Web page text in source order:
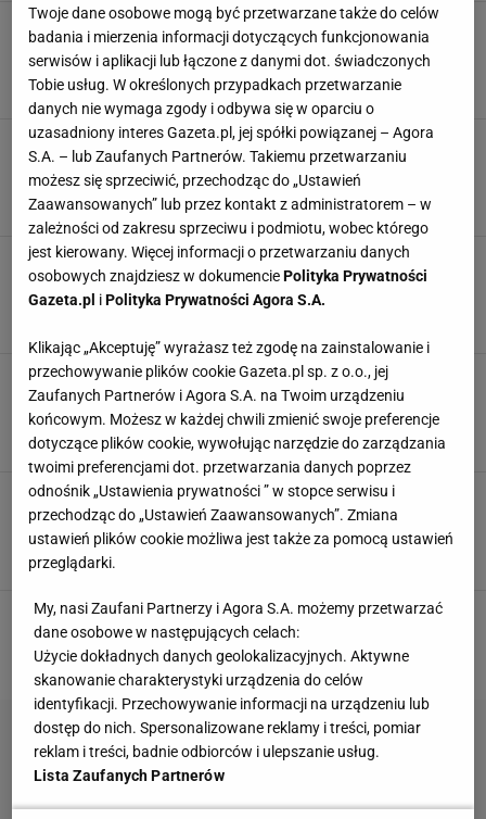
Quiz wiedzy ogólnej dla bystrych głów. 40%
odpadnie w połowie zadania!
ASTRONOMIA HISTORIA
NAJNOWSZE QUIZY DZISIAJ DODANE
QUIZ WIEDZY
Kompleksowy quiz wiedzy ogólnej. Na wynik
10/10 zasłuży tylko omnibus
ASTRONOMIA JĘZYK POLSKI NAJNOWSZE QUIZY DZISIAJ DODANE
QUIZ WIEDZY
Ten quiz sprawi, że zwątpisz w swoją
inteligencję. Uważaj na 5. pytanie
ASTRONOMIA CHEMIA HISTORIA
Szybko, pomyśl życzenie, bo zbliża się noc
spadających gwiazd! Kiedy wypatrywać roju
Perseidów?
ASTRONOMIA GWIAZDY KOSMOS METEORY
Radziecka sonda po 53 latach spadnie na
Ziemię. Eksperci nie są pewni, gdzie uderzy.
"Serio, to nie żart"
2 3 4 NASTĘPNA
Twoje dane osobowe mogą być przetwarzane także do celów
badania i mierzenia informacji dotyczących funkcjonowania
serwisów i aplikacji lub łączone z danymi dot. świadczonych
Tobie usług. W określonych przypadkach przetwarzanie
danych nie wymaga zgody i odbywa się w oparciu o
uzasadniony interes Gazeta.pl, jej spółki powiązanej – Agora
S.A. – lub Zaufanych Partnerów. Takiemu przetwarzaniu
możesz się sprzeciwić, przechodząc do „Ustawień
Zaawansowanych” lub przez kontakt z administratorem – w
zależności od zakresu sprzeciwu i podmiotu, wobec którego
jest kierowany. Więcej informacji o przetwarzaniu danych
osobowych znajdziesz w dokumenciePolityka Prywatności
Gazeta.pl iPolityka Prywatności Agora S.A.
Klikając „Akceptuję” wyrażasz też zgodę na zainstalowanie i
przechowywanie plików cookie Gazeta.pl sp. z o.o., jej
Zaufanych Partnerów i Agora S.A. na Twoim urządzeniu
końcowym. Możesz w każdej chwili zmienić swoje preferencje
dotyczące plików cookie, wywołując narzędzie do zarządzania
twoimi preferencjami dot. przetwarzania danych poprzez
odnośnik „Ustawienia prywatności ” w stopce serwisu i
przechodząc do „Ustawień Zaawansowanych”. Zmiana
ustawień plików cookie możliwa jest także za pomocą ustawień
przeglądarki.
My, nasi Zaufani Partnerzy i Agora S.A. możemy przetwarzać
dane osobowe w następujących celach:
Użycie dokładnych danych geolokalizacyjnych. Aktywne
skanowanie charakterystyki urządzenia do celów
identyfikacji. Przechowywanie informacji na urządzeniu lub
dostęp do nich. Spersonalizowane reklamy i treści, pomiar
reklam i treści, badnie odbiorców i ulepszanie usług.
Lista Zaufanych Partnerów